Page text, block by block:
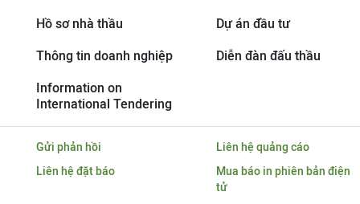
Hồ sơ nhà thầu Dự án đầu tư
Thông tin doanh nghiệp Diễn đàn đấu thầu
Information on
International Tendering
Gửi phản hồi
Liên hệ quảng cáo
Liên hệ đặt báo
Mua báo in phiên bản điện
tử